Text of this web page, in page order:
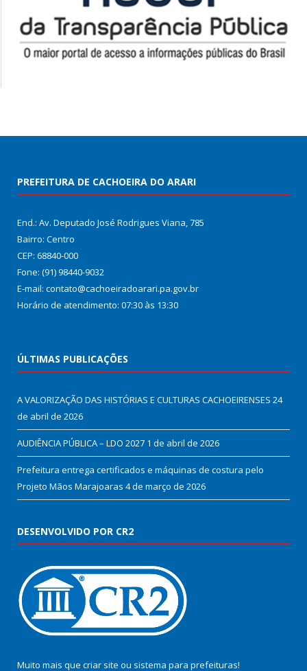
PREFEITURA DE CACHOEIRA DO ARARI
End.: Av. Deputado José Rodrigues Viana, 785
Bairro: Centro
CEP: 68840-000
Fone: (91) 98440-9032
E-mail: contato@cachoeiradoarari.pa.gov.br
Horário de atendimento: 07:30 às 13:30
ÚLTIMAS PUBLICAÇÕES
A VALORIZAÇÃO DAS HISTÓRIAS E CULTURAS CACHOEIRENSES 24
de abril de 2026
AUDIÊNCIA PÚBLICA – LDO 2027 1 de abril de 2026
Prefeitura entrega certificados e máquinas de costura pelo
Projeto Mãos Marajoaras 4 de março de 2026
DESENVOLVIDO POR CR2
Muito mais que criar site ou sistema para prefeituras!